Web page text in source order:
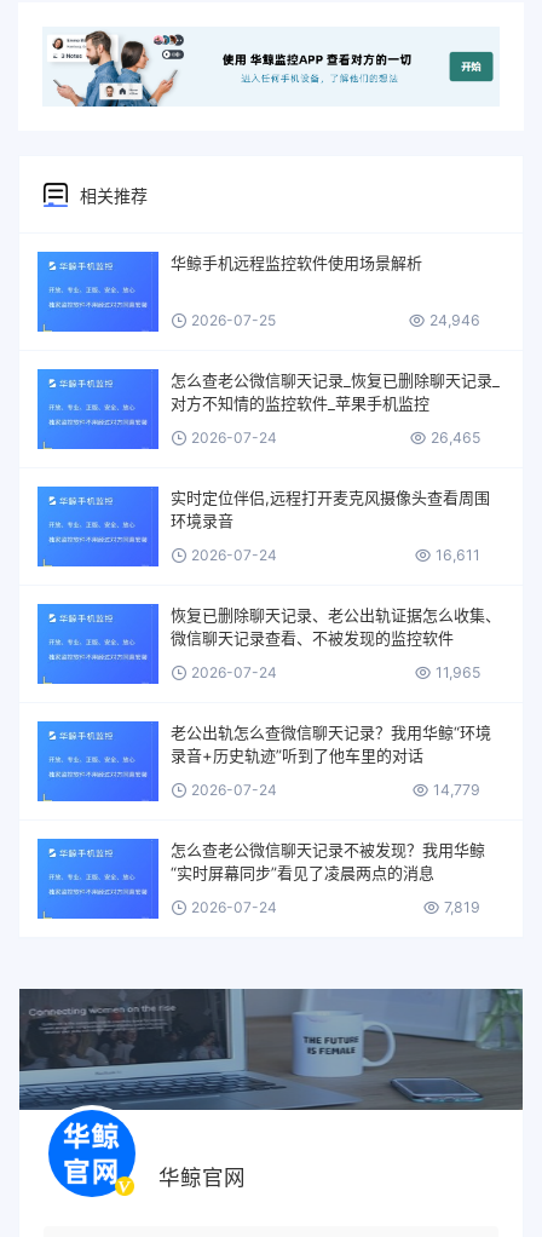
相关推荐
华鲸手机远程监控软件使用场景解析
2026-07-25 24,946
怎么查老公微信聊天记录_恢复已删除聊天记录_
对方不知情的监控软件_苹果手机监控
2026-07-24 26,465
实时定位伴侣,远程打开麦克风摄像头查看周围
环境录音
2026-07-24 16,611
恢复已删除聊天记录、老公出轨证据怎么收集、
微信聊天记录查看、不被发现的监控软件
2026-07-24 11,965
老公出轨怎么查微信聊天记录？我用华鲸“环境
录音+历史轨迹”听到了他车里的对话
2026-07-24 14,779
怎么查老公微信聊天记录不被发现？我用华鲸
“实时屏幕同步”看见了凌晨两点的消息
2026-07-24 7,819
华鲸官网